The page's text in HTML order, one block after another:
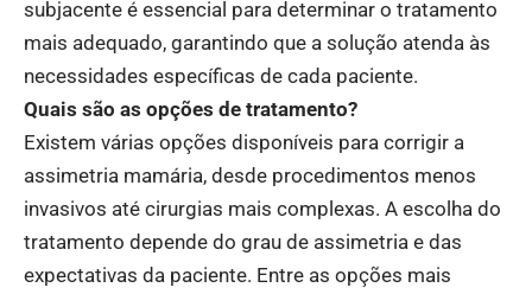
subjacente é essencial para determinar o tratamento
mais adequado, garantindo que a solução atenda às
necessidades específicas de cada paciente.
Quais são as opções de tratamento?
Existem várias opções disponíveis para corrigir a
assimetria mamária, desde procedimentos menos
invasivos até cirurgias mais complexas. A escolha do
tratamento depende do grau de assimetria e das
expectativas da paciente. Entre as opções mais